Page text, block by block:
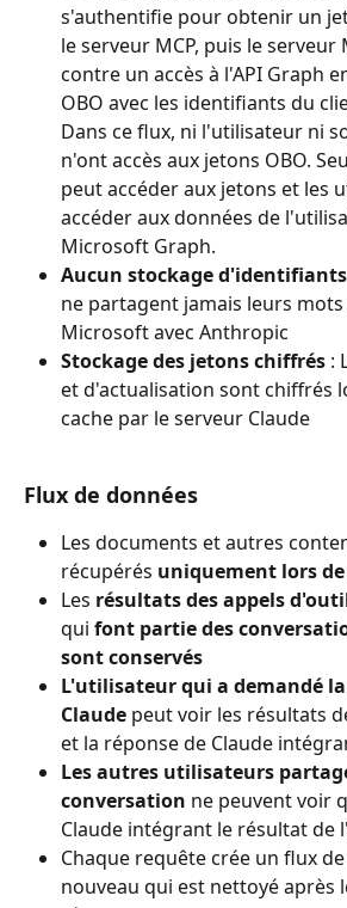
s'authentifie pour obtenir un
le serveur MCP, puis le serveur
contre un accès à l'API Graph
OBO avec les identifiants du
Dans ce flux, ni l'utilisateur ni
n'ont accès aux jetons OBO.
peut accéder aux jetons et les
accéder aux données de
Microsoft Graph.
Aucun stockage d'identifiants
ne partagent jamais leurs mots
Microsoft avec Anthropic
Stockage des jetons chiffrés :
et d'actualisation sont chiffrés
cache par le serveur Claude
Flux de données
Les documents et autres
récupérés uniquement lors
Les résultats des appels
qui font partie des
sont conservés
L'utilisateur qui a demandé
Claude peut voir les résultats
et la réponse de Claude
Les autres utilisateurs
conversation ne peuvent voir
Claude intégrant le résultat de
Chaque requête crée un flux
nouveau qui est nettoyé après